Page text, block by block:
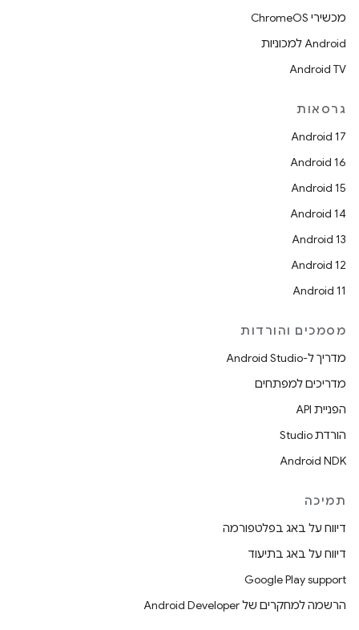
מכשירי ChromeOS
Android למכוניות
Android TV
גרסאות
Android 17
Android 16
Android 15
Android 14
Android 13
Android 12
Android 11
מסמכים והורדות
מדריך ל-Android Studio
מדריכים למפתחים
הפניית API
הורדת Studio
Android NDK
תמיכה
דיווח על באג בפלטפורמה
דיווח על באג בתיעוד
Google Play support
הרשמה למחקרים של Android Developer